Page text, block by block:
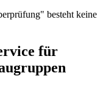
besteht keine
für